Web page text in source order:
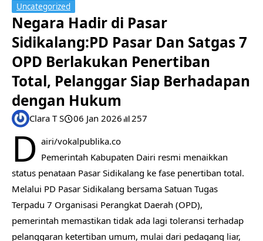
Uncategorized
Negara Hadir di Pasar
Sidikalang:PD Pasar Dan Satgas 7
OPD Berlakukan Penertiban
Total, Pelanggar Siap Berhadapan
dengan Hukum
Clara T S 06 Jan 2026 257
D airi/vokalpublika.co
Pemerintah Kabupaten Dairi resmi menaikkan
status penataan Pasar Sidikalang ke fase penertiban total.
Melalui PD Pasar Sidikalang bersama Satuan Tugas
Terpadu 7 Organisasi Perangkat Daerah (OPD),
pemerintah memastikan tidak ada lagi toleransi terhadap
pelanggaran ketertiban umum, mulai dari pedagang liar,